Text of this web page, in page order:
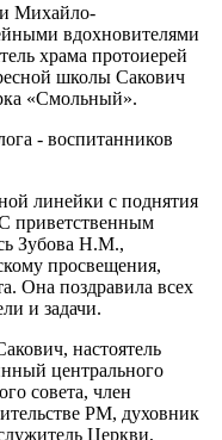
Михайло-
вдохновителями
храма протоиерей
школы Сакович
«Смольный».
- воспитанников
линейки с поднятия
приветственным
Зубова Н.М.,
просвещения,
Она поздравила всех
и задачи.
настоятель
центрального
совета, член
РМ, духовник
Церкви,